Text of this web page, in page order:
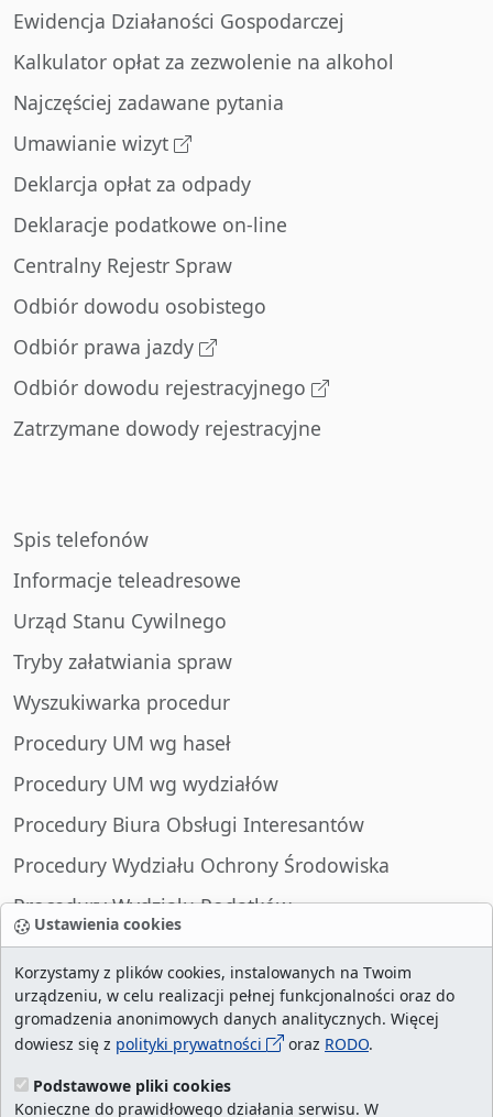
Ustawienia cookies
Korzystamy z plików cookies, instalowanych na Twoim
urządzeniu, w celu realizacji pełnej funkcjonalności oraz do
gromadzenia anonimowych danych analitycznych. Więcej
dowiesz się z polityki prywatności oraz RODO.
Podstawowe pliki cookies
Konieczne do prawidłowego działania serwisu. W
Ewidencja Działaności Gospodarczej
Kalkulator opłat za zezwolenie na alkohol
Najczęściej zadawane pytania
Umawianie wizyt
Deklarcja opłat za odpady
Deklaracje podatkowe on-line
Centralny Rejestr Spraw
Odbiór dowodu osobistego
Odbiór prawa jazdy
Odbiór dowodu rejestracyjnego
Zatrzymane dowody rejestracyjne
Spis telefonów
Informacje teleadresowe
Urząd Stanu Cywilnego
Tryby załatwiania spraw
Wyszukiwarka procedur
Procedury UM wg haseł
Procedury UM wg wydziałów
Procedury Biura Obsługi Interesantów
Procedury Wydziału Ochrony Środowiska
Procedury Wydziału Podatków
Procedury Wydziału Spraw Obywatelskich
liczba wizyt:29010304/ aktualna strona:
najczęściej odwiedzane strony